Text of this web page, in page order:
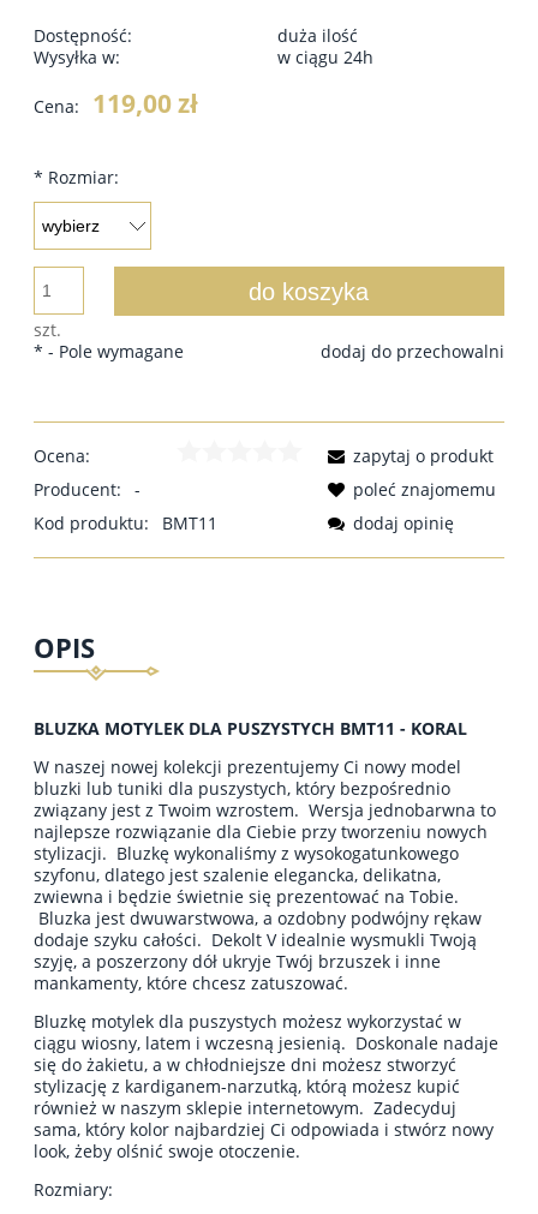
Dostępność:
duża ilość
Wysyłka w:
w ciągu 24h
Cena: 119,00 zł
* Rozmiar:
szt.
do koszyka
dodaj do przechowalni
* - Pole wymagane
Ocena:
Producent:
-
Kod produktu:
BMT11
zapytaj o produkt
poleć znajomemu
dodaj opinię
OPIS
BLUZKA MOTYLEK DLA PUSZYSTYCH BMT11 - KORAL
W naszej nowej kolekcji prezentujemy Ci nowy model
bluzki lub tuniki dla puszystych, który bezpośrednio
związany jest z Twoim wzrostem. Wersja jednobarwna to
najlepsze rozwiązanie dla Ciebie przy tworzeniu nowych
stylizacji. Bluzkę wykonaliśmy z wysokogatunkowego
szyfonu, dlatego jest szalenie elegancka, delikatna,
zwiewna i będzie świetnie się prezentować na Tobie.
Bluzka jest dwuwarstwowa, a ozdobny podwójny rękaw
dodaje szyku całości. Dekolt V idealnie wysmukli Twoją
szyję, a poszerzony dół ukryje Twój brzuszek i inne
mankamenty, które chcesz zatuszować.
Bluzkę motylek dla puszystych możesz wykorzystać w
ciągu wiosny, latem i wczesną jesienią. Doskonale nadaje
się do żakietu, a w chłodniejsze dni możesz stworzyć
stylizację z kardiganem-narzutką, którą możesz kupić
również w naszym sklepie internetowym. Zadecyduj
sama, który kolor najbardziej Ci odpowiada i stwórz nowy
look, żeby olśnić swoje otoczenie.
Rozmiary: